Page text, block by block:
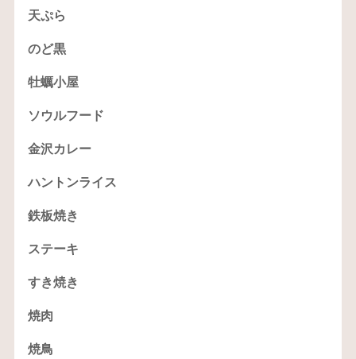
天ぷら
のど黒
牡蠣小屋
ソウルフード
金沢カレー
ハントンライス
鉄板焼き
ステーキ
すき焼き
焼肉
焼鳥